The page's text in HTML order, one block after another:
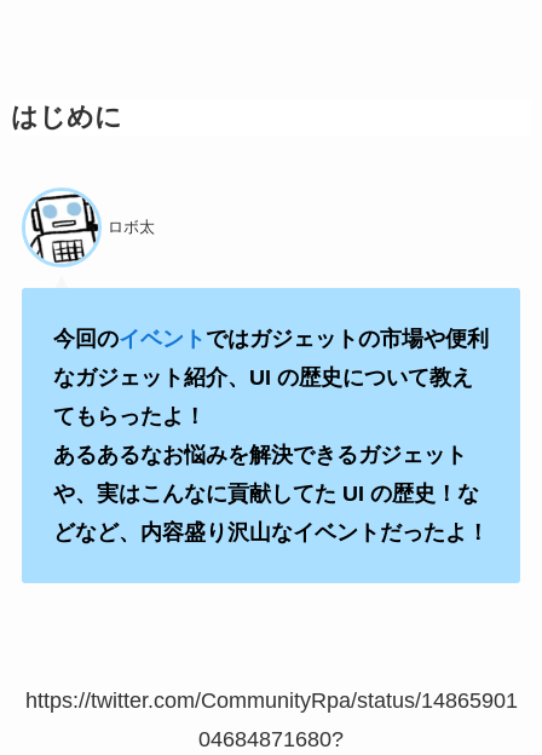
はじめに
ロボ太
今回のイベント ではガジェットの市場や便利
なガジェット紹介、UI の歴史について教え
てもらったよ！
あるあるなお悩みを解決できるガジェット
や、実はこんなに貢献してた UI の歴史！な
どなど、内容盛り沢山なイベントだったよ！
https://twitter.com/CommunityRpa/status/14865901
04684871680?